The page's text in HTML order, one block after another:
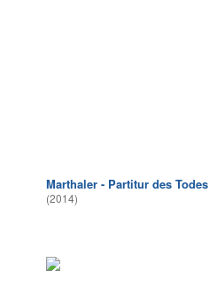
Marthaler - Partitur des Todes
(2014)